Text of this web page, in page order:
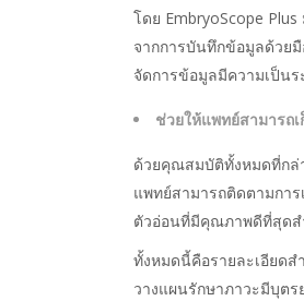
โดย EmbryoScope
จากการบันทึกข้อมูลด้วย
จัดการข้อมูลมีความเป็น
ช่วยให้แพทย์สามารถ
ด้วยคุณสมบัติทั้งหมดที่กล่
แพทย์สามารถติดตามกา
ตัวอ่อนที่มีคุณภาพดีที่สุดส
ทั้งหมดนี้คือรายละเอียด
วางแผนรักษาภาวะมีบุต